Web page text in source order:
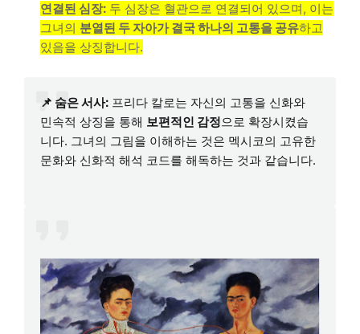
연결된 심장: 두 심장은 혈관으로 연결되어 있으며, 이는
그녀의 분열된 두 자아가 결국 하나의 고통을 공유하고
있음을 상징합니다.
📌 숨은 서사: 프리다 칼로는 자신의 고통을 신화와
민속적 상징을 통해 보편적인 감정으로 확장시켰습
니다. 그녀의 그림을 이해하는 것은 멕시코의 고유한
문화와 신화적 해석 코드를 해독하는 것과 같습니다.